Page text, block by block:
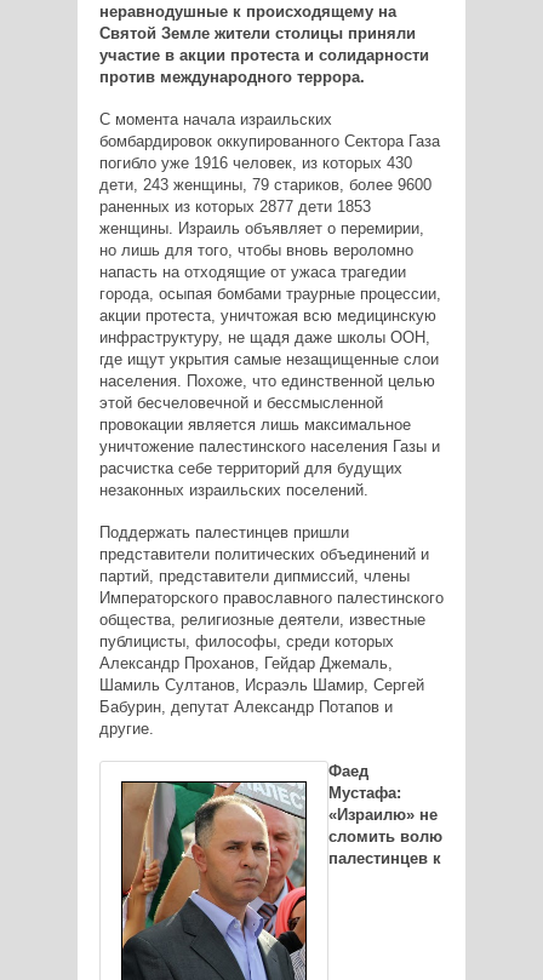
неравнодушные к происходящему на
Святой Земле жители столицы приняли
участие в акции протеста и солидарности
против международного террора.
С момента начала израильских
бомбардировок оккупированного Сектора Газа
погибло уже 1916 человек, из которых 430
дети, 243 женщины, 79 стариков, более 9600
раненных из которых 2877 дети 1853
женщины. Израиль объявляет о перемирии,
но лишь для того, чтобы вновь вероломно
напасть на отходящие от ужаса трагедии
города, осыпая бомбами траурные процессии,
акции протеста, уничтожая всю медицинскую
инфраструктуру, не щадя даже школы ООН,
где ищут укрытия самые незащищенные слои
населения. Похоже, что единственной целью
этой бесчеловечной и бессмысленной
провокации является лишь максимальное
уничтожение палестинского населения Газы и
расчистка себе территорий для будущих
незаконных израильских поселений.
Поддержать палестинцев пришли
представители политических объединений и
партий, представители дипмиссий, члены
Императорского православного палестинского
общества, религиозные деятели, известные
публицисты, философы, среди которых
Александр Проханов, Гейдар Джемаль,
Шамиль Султанов, Исраэль Шамир, Сергей
Бабурин, депутат Александр Потапов и
другие.
Фаед
Мустафа:
«Израилю» не
сломить волю
палестинцев к